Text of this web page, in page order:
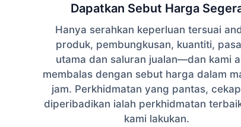
Dapatkan Sebut Harga
Hanya serahkan keperluan tersuai
produk, pembungkusan, kuantiti,
utama dan saluran jualan—dan kami
membalas dengan sebut harga dalam
jam. Perkhidmatan yang pantas,
diperibadikan ialah perkhidmatan
kami lakukan.